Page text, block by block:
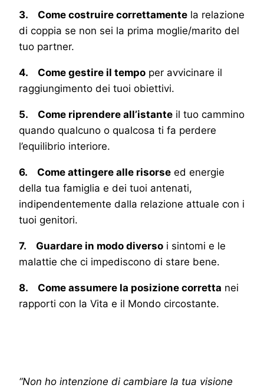
3. Come costruire correttamente la relazione
di coppia se non sei la prima moglie/marito del
tuo partner.
4. Come gestire il tempo per avvicinare il
raggiungimento dei tuoi obiettivi.
5. Come riprendere all’istante il tuo cammino
quando qualcuno o qualcosa ti fa perdere
l’equilibrio interiore.
6. Come attingere alle risorse ed energie
della tua famiglia e dei tuoi antenati,
indipendentemente dalla relazione attuale con i
tuoi genitori.
7. Guardare in modo diverso i sintomi e le
malattie che ci impediscono di stare bene.
8. Come assumere la posizione corretta nei
rapporti con la Vita e il Mondo circostante.
“Non ho intenzione di cambiare la tua visione